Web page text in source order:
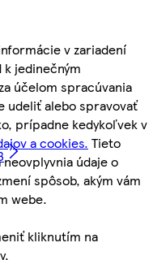
v zariadení
jedinečným
účelom spracúvania
udeliť alebo spravovať
prípadne kedykoľvek v
a cookies. Tieto
údaje o
spôsob, akým vám
webe.
kliknutím na